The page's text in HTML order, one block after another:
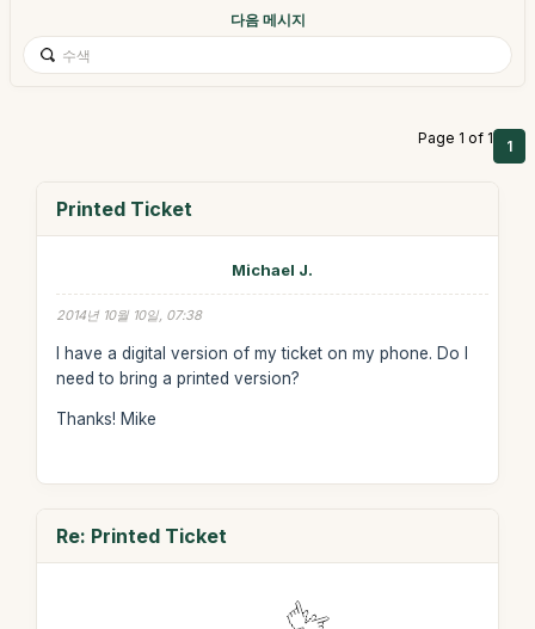
다음 메시지
Page 1 of 1 1
Printed Ticket
Michael J.
2014년 10월 10일, 07:38
I have a digital version of my ticket on my phone. Do I
need to bring a printed version?
Thanks! Mike
Re: Printed Ticket